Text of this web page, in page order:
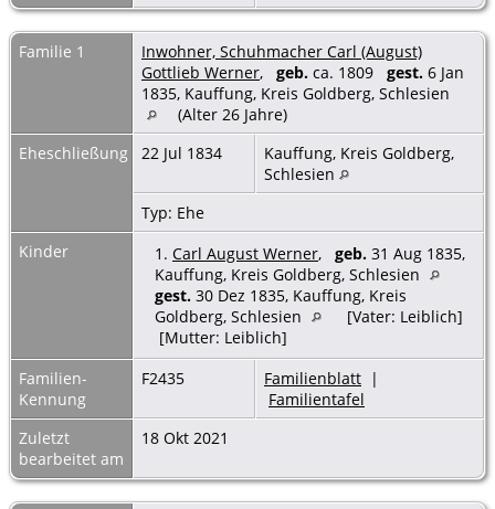
Familie 1
Inwohner, Schuhmacher Carl (August)
Gottlieb Werner, geb. ca. 1809 gest. 6 Jan
1835, Kauffung, Kreis Goldberg, Schlesien
(Alter 26 Jahre)
Eheschließung
22 Jul 1834
Kauffung, Kreis Goldberg,
Schlesien
Typ: Ehe
Kinder
1. Carl August Werner, geb. 31 Aug 1835,
Kauffung, Kreis Goldberg, Schlesien
gest. 30 Dez 1835, Kauffung, Kreis
Goldberg, Schlesien
[Vater: Leiblich]
[Mutter: Leiblich]
Familien-
Kennung
F2435 Familienblatt |
Familientafel
Zuletzt
bearbeitet am
18 Okt 2021